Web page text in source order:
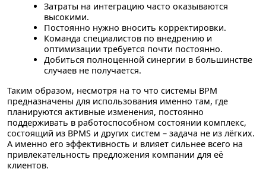
Затраты на интеграцию часто оказываются
высокими.
Постоянно нужно вносить корректировки.
Команда специалистов по внедрению и
оптимизации требуется почти постоянно.
Добиться полноценной синергии в большинстве
случаев не получается.
Таким образом, несмотря на то что системы BPM
предназначены для использования именно там, где
планируются активные изменения, постоянно
поддерживать в работоспособном состоянии комплекс,
состоящий из BPMS и других систем – задача не из лёгких.
А именно его эффективность и влияет сильнее всего на
привлекательность предложения компании для её
клиентов.